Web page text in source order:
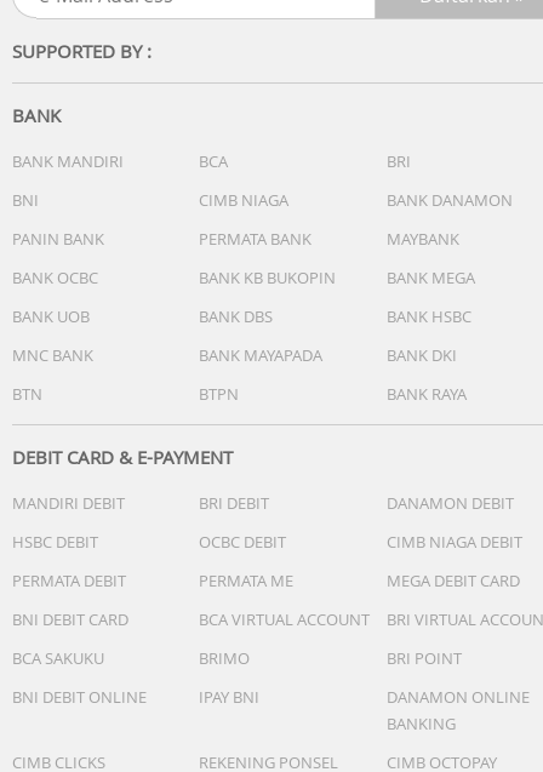
SUPPORTED BY :
BANK
BANK MANDIRI BCA
BRI
BNI
CIMB NIAGA
BANK DANAMON
PANIN BANK
PERMATA BANK
MAYBANK
BANK OCBC
BANK KB BUKOPIN
BANK MEGA
BANK UOB
BANK DBS
BANK HSBC
MNC BANK
BANK MAYAPADA
BANK DKI
BTN
BTPN BANK RAYA
DEBIT CARD & E-PAYMENT
MANDIRI DEBIT BRI DEBIT
DANAMON DEBIT
HSBC DEBIT
OCBC DEBIT
CIMB NIAGA DEBIT
PERMATA DEBIT
PERMATA ME
MEGA DEBIT CARD
BNI DEBIT CARD
BCA VIRTUAL ACCOUNT
BRI VIRTUAL
BCA SAKUKU
BRIMO
BRI POINT
BNI DEBIT ONLINE
IPAY BNI
DANAMON ONLINE
BANKING
CIMB CLICKS
REKENING PONSEL
CIMB OCTOPAY